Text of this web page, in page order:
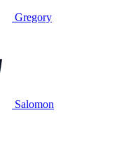
Gregory
Salomon